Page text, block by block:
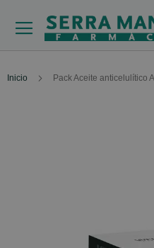
Inicio Pack Aceite anticelulítico